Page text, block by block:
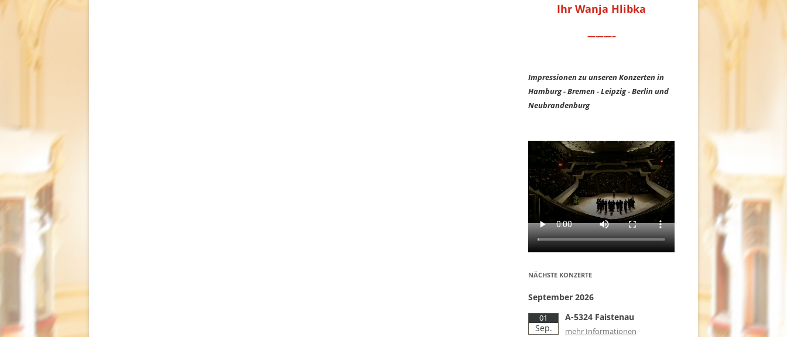
Ihr Wanja Hlibka
———–
Impressionen zu unseren Konzerten in
Hamburg - Bremen - Leipzig - Berlin und
Neubrandenburg
NÄCHSTE KONZERTE
September 2026
01
Sep.
A-5324 Faistenau
mehr Informationen